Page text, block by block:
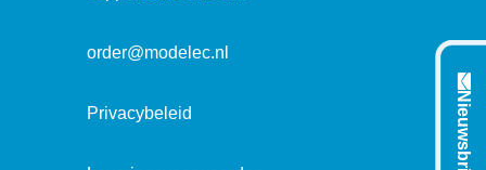
order@modelec.nl
Privacybeleid Nieuwsbrief